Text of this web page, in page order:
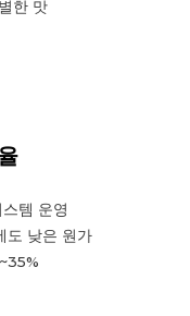
한 맛
템 운영
도 낮은 원가